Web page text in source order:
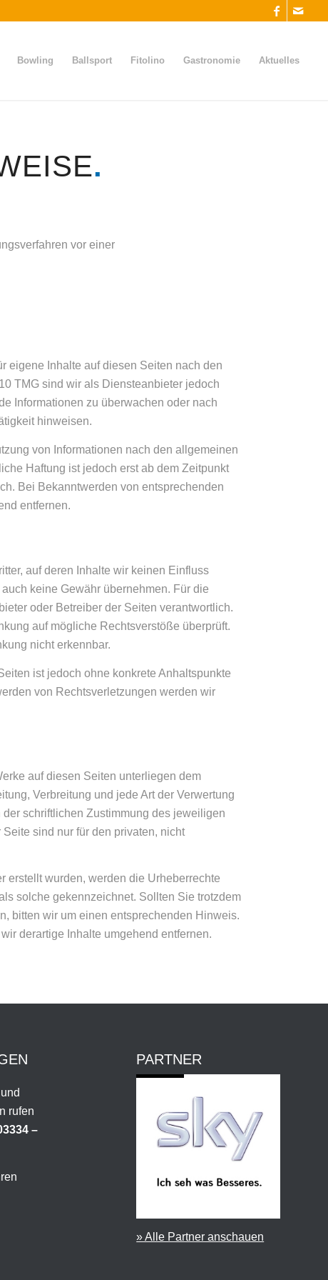
Bowling Ballsport Fitolino Gastronomie Aktuelles
.
vor einer
eigene Inhalte auf diesen Seiten nach den
TMG sind wir als Diensteanbieter jedoch
Informationen zu überwachen oder nach
hinweisen.
von Informationen nach den allgemeinen
Haftung ist jedoch erst ab dem Zeitpunkt
Bei Bekanntwerden von entsprechenden
entfernen.
auf deren Inhalte wir keinen Einfluss
keine Gewähr übernehmen. Für die
oder Betreiber der Seiten verantwortlich.
auf mögliche Rechtsverstöße überprüft.
nicht erkennbar.
ist jedoch ohne konkrete Anhaltspunkte
von Rechtsverletzungen werden wir
auf diesen Seiten unterliegen dem
Verbreitung und jede Art der Verwertung
schriftlichen Zustimmung des jeweiligen
sind nur für den privaten, nicht
erstellt wurden, werden die Urheberrechte
solche gekennzeichnet. Sollten Sie trotzdem
bitten wir um einen entsprechenden Hinweis.
derartige Inhalte umgehend entfernen.
rufen
–
PARTNER
» Alle Partner anschauen